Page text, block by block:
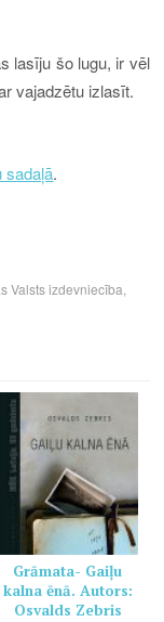
lasīju šo lugu, ir vēl
vajadzētu izlasīt.
sadaļā.
Valsts izdevniecība
Grāmata- Gaiļu
kalna ēnā. Autors:
Osvalds Zebris